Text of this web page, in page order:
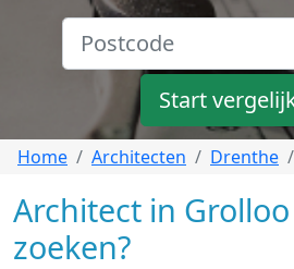
Start
Home Architecten Drenthe
Architect in
zoeken?